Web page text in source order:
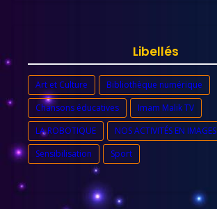
Libellés
Art et Culture
Bibliothèque numérique
Chansons éducatives
Imam Malik TV
LA ROBOTIQUE
NOS ACTIVITÉS EN IMAGES
Sensibilisation
Sport